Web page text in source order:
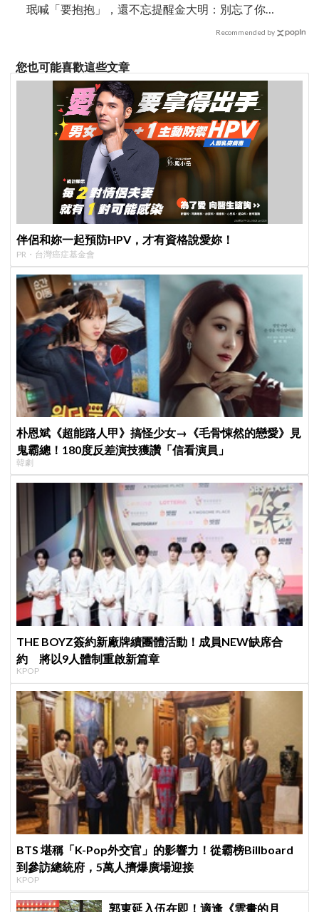
珉喊「要抱抱」，還不忘提醒金大明：別忘了你
Recommended by
您也可能喜歡這些文章
伴侶和妳一起預防HPV，才有資格說愛妳！
PR・台灣癌症基金會
朴恩斌《超能路人甲》搞怪少女→《毛骨悚然的戀愛》見
鬼霸總！180度反差演技獲讚「信看演員」
韓劇
THE BOYZ簽約新廠牌續團體活動！成員NEW缺席合
約 將以9人體制重啟新篇章
KPOP
BTS 堪稱「K-Pop外交官」的影響力！從霸榜Billboard
到參訪總統府，5萬人擠爆廣場迎接
KPOP
郭東延入伍在即！適逢《雲畫的月